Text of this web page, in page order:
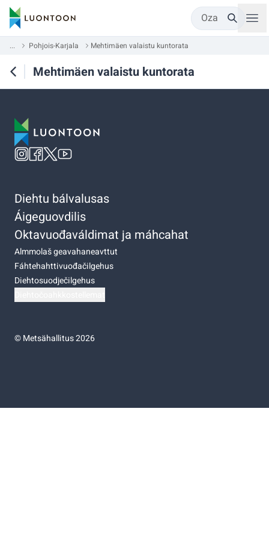
Oza
... Pohjois-Karjala Mehtimäen valaistu kuntorata
Mehtimäen valaistu kuntorata
Diehtu bálvalusas
Áigeguovdilis
Oktavuođaváldimat ja máhcahat
Almmolaš geavahaneavttut
Fáhtehahttivuođačilgehus
Diehtosuodječilgehus
©Metsähallitus 2026